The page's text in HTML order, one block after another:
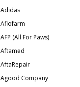
Adidas
Aflofarm
AFP (All For Paws)
Aftamed
AftaRepair
Agood Company